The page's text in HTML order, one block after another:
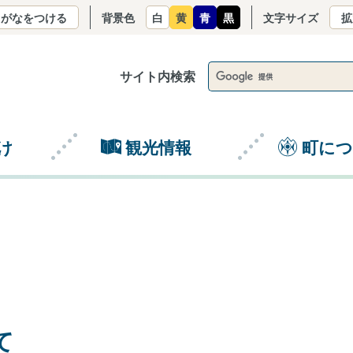
サイト内検索
観光情報 町に
なをつける 背景色 白 黄 青 黒 文字サイズ